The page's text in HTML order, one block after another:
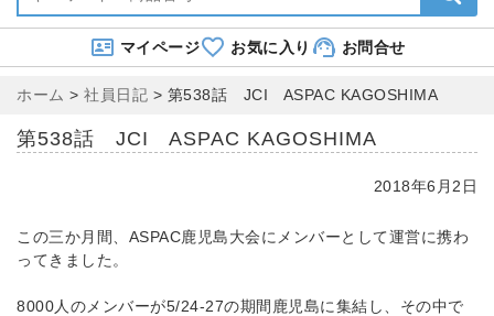
マイページ お気に入り お問合せ
ホーム > 社員日記 > 第538話 JCI ASPAC KAGOSHIMA
第538話 JCI ASPAC KAGOSHIMA
2018年6月2日
この三か月間、ASPAC鹿児島大会にメンバーとして運営に携わ
ってきました。
8000人のメンバーが5/24-27の期間鹿児島に集結し、その中で